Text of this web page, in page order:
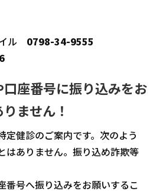
ル 0798-34-9555
座番号に振り込みをお
ません！
定健診のご案内です。次のよう
はありません。振り込め詐欺等
番号へ振り込みをお願いするこ